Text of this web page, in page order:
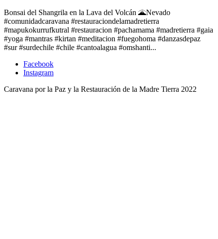
Bonsai del Shangrila en la Lava del Volcán 🌋Nevado
#comunidadcaravana #restauraciondelamadretierra
#mapukokurrufkutral #restauracion #pachamama #madretierra #gaia
#yoga #mantras #kirtan #meditacion #fuegohoma #danzasdepaz
#sur #surdechile #chile #cantoalagua #omshanti...
Facebook
Instagram
Caravana por la Paz y la Restauración de la Madre Tierra 2022